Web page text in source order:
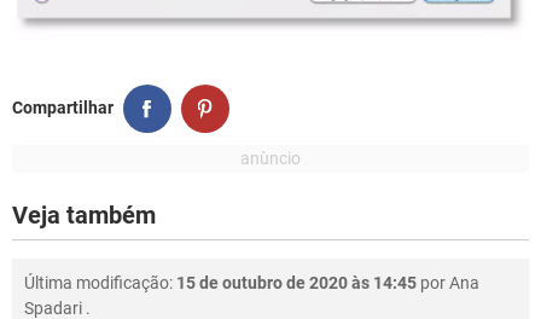
Compartilhar
Veja também
Última modificação: 15 de outubro de 2020 às 14:45 porAna
Spadari .